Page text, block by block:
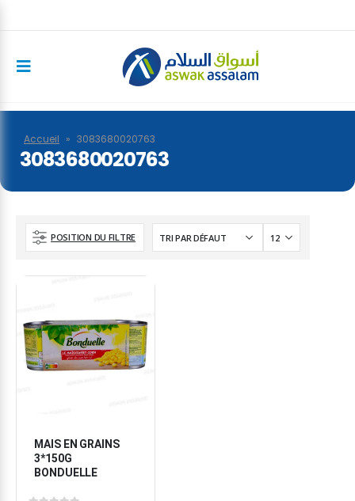
Accueil » 3083680020763
3083680020763
POSITION DU FILTRE
MAIS EN GRAINS
3*150G
BONDUELLE